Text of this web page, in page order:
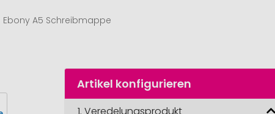
Ebony A5 Schreibmappe
Artikel konfigurieren